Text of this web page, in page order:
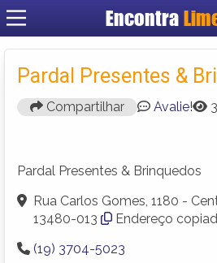
Encontra
Criar
Pardal Presentes &
Compartilhar Avalie!
Pardal Presentes & Brinquedos
Rua Carlos Gomes, 1180 -
13480-013
Endereço
(19) 3704-5023